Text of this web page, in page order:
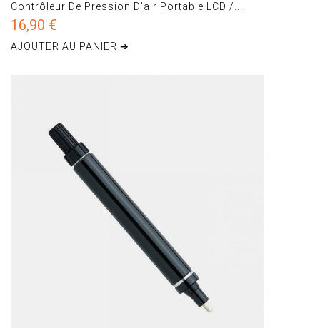
Contrôleur De Pression D'air Portable LCD /...
16,90 €
AJOUTER AU PANIER ➔